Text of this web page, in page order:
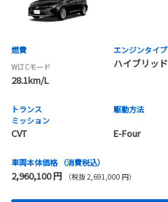
燃費
WLTCモード
28.1km/L
エンジンタイプ
ハイブリッド
トランス
ミッション
CVT
駆動方法
E-Four
車両本体価格 （消費税込）
2,960,100 円 （税抜 2,691,000 円）